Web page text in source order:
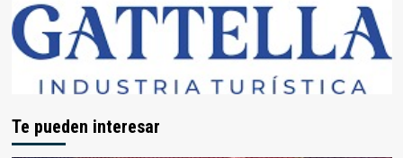
Te pueden interesar